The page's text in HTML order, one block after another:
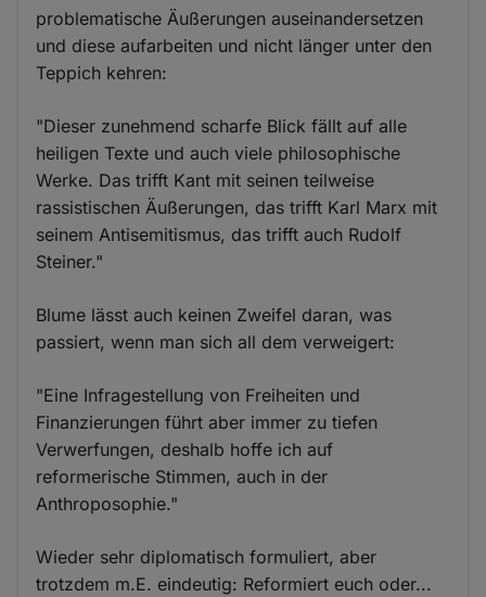
problematische Äußerungen auseinandersetzen
und diese aufarbeiten und nicht länger unter den
Teppich kehren:
"Dieser zunehmend scharfe Blick fällt auf alle
heiligen Texte und auch viele philosophische
Werke. Das trifft Kant mit seinen teilweise
rassistischen Äußerungen, das trifft Karl Marx mit
seinem Antisemitismus, das trifft auch Rudolf
Steiner."
Blume lässt auch keinen Zweifel daran, was
passiert, wenn man sich all dem verweigert:
"Eine Infragestellung von Freiheiten und
Finanzierungen führt aber immer zu tiefen
Verwerfungen, deshalb hoffe ich auf
reformerische Stimmen, auch in der
Anthroposophie."
Wieder sehr diplomatisch formuliert, aber
trotzdem m.E. eindeutig: Reformiert euch oder...